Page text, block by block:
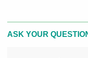
ASK YOUR